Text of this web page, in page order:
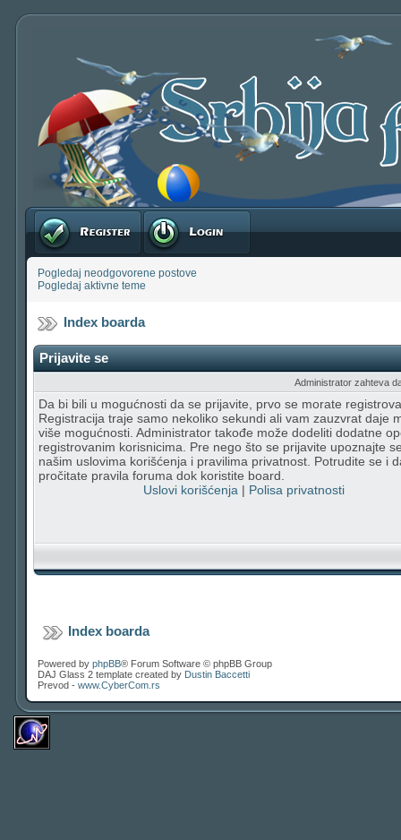
Registruj se Prijavite se
Pogledaj neodgovorene postove
Pogledaj aktivne teme
Index boarda
Prijavite se
Administrator zahteva
Da bi bili u mogućnosti da se prijavite, prvo se morate
Registracija traje samo nekoliko sekundi ali vam zauzvrat daje
više mogućnosti. Administrator takođe može dodeliti dodatne
registrovanim korisnicima. Pre nego što se prijavite upoznajte
našim uslovima korišćenja i pravilima privatnost. Potrudite se i
pročitate pravila foruma dok koristite board.
Uslovi korišćenja | Polisa privatnosti
Index boarda
Powered by phpBB® Forum Software © phpBB Group
DAJ Glass 2 template created by Dustin Baccetti
Prevod - www.CyberCom.rs